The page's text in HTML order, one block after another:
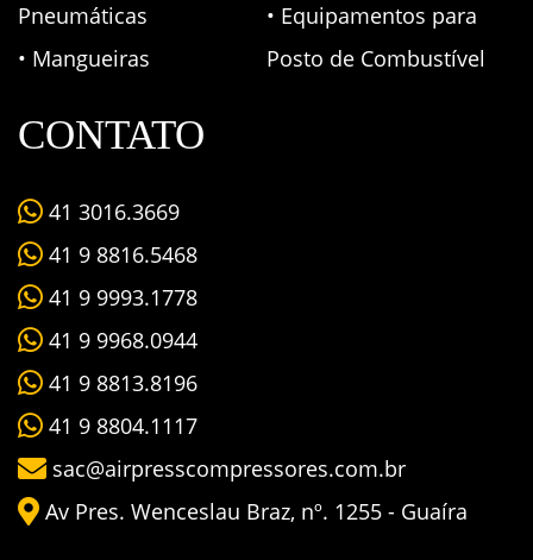
Pneumáticas
• Mangueiras
• Equipamentos para
Posto de Combustível
CONTATO
41 3016.3669
41 9 8816.5468
41 9 9993.1778
41 9 9968.0944
41 9 8813.8196
41 9 8804.1117
sac@airpresscompressores.com.br
Av Pres. Wenceslau Braz, nº. 1255 - Guaíra